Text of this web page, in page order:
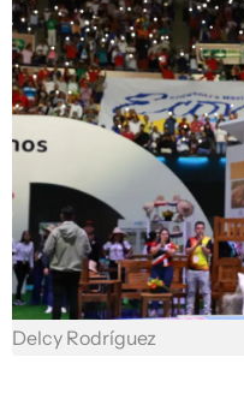
Delcy Rodríguez